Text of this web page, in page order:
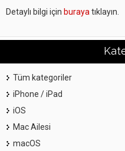
Detaylı bilgi için buraya tıklayın.
Tüm kategoriler
iPhone / iPad
iOS
Mac Ailesi
macOS